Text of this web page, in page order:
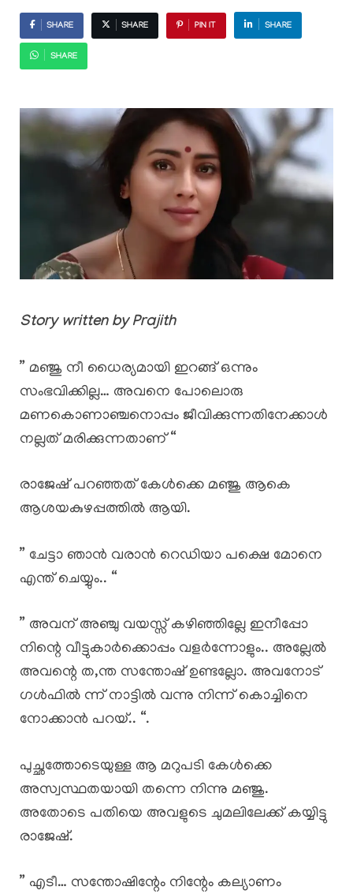
SHARE SHARE PIN IT SHARE
SHARE
Story written by Prajith
” മഞ്ജു നീ ധൈര്യമായി ഇറങ്ങ് ഒന്നും
സംഭവിക്കില്ല… അവനെ പോലൊരു
മണകൊണാഞ്ചനൊപ്പം ജീവിക്കുന്നതിനേക്കാൾ
നല്ലത് മരിക്കുന്നതാണ് “
രാജേഷ് പറഞ്ഞത് കേൾക്കെ മഞ്ജു ആകെ
ആശയകുഴപ്പത്തിൽ ആയി.
” ചേട്ടാ ഞാൻ വരാൻ റെഡിയാ പക്ഷെ മോനെ
എന്ത് ചെയ്യും.. “
” അവന് അഞ്ചു വയസ്സ് കഴിഞ്ഞില്ലേ ഇനീപ്പോ
നിന്റെ വീട്ടുകാർക്കൊപ്പം വളർന്നോളും.. അല്ലേൽ
അവന്റെ ത,ന്ത സന്തോഷ്‌ ഉണ്ടല്ലോ. അവനോട്
ഗൾഫിൽ ന്ന് നാട്ടിൽ വന്നു നിന്ന് കൊച്ചിനെ
നോക്കാൻ പറയ്.. “.
പുച്ഛത്തോടെയുള്ള ആ മറുപടി കേൾക്കെ
അസ്വസ്ഥതയായി തന്നെ നിന്നു മഞ്ജു.
അതോടെ പതിയെ അവളുടെ ചുമലിലേക്ക് കയ്യിട്ടു
രാജേഷ്.
” എടീ… സന്തോഷിന്റേം നിന്റേം കല്യാണം